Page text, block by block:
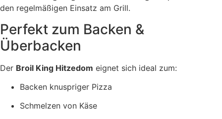
den regelmäßigen Einsatz am Grill.
Perfekt zum Backen &
Überbacken
Der Broil King Hitzedom eignet sich ideal zum:
Backen knuspriger Pizza
Schmelzen von Käse